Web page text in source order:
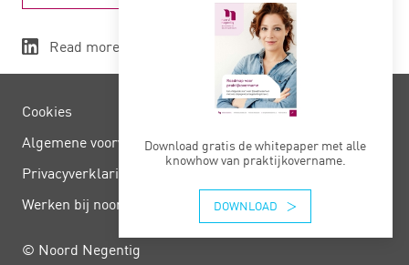
Download gratis de whitepaper met alle
knowhow van praktijkovername.
DOWNLOAD
Read more
Cookies
Algemene voorwaarden
Privacy­verklaring
Werken bij noord negentig
© Noord Negentig